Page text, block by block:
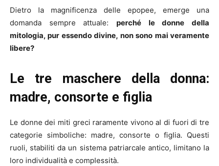
Dietro la magnificenza delle epopee, emerge una
domanda sempre attuale: perché le donne della
mitologia, pur essendo divine, non sono mai veramente
libere?
Le tre maschere della donna:
madre, consorte e figlia
Le donne dei miti greci raramente vivono al di fuori di tre
categorie simboliche: madre, consorte o figlia. Questi
ruoli, stabiliti da un sistema patriarcale antico, limitano la
loro individualità e complessità.